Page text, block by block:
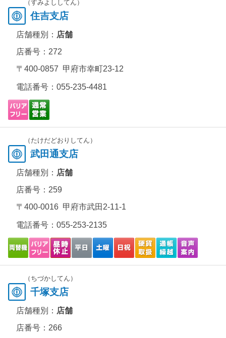
（すみよししてん）
住吉支店
店舗種別： 店舗
店番号：272
〒400-0857 甲府市幸町23-12
電話番号： 055-235-4481
（たけだどおりしてん）
武田通支店
店舗種別： 店舗
店番号：259
〒400-0016 甲府市武田2-11-1
電話番号： 055-253-2135
（ちづかしてん）
千塚支店
店舗種別： 店舗
店番号：266